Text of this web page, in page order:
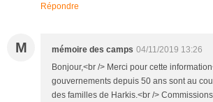
Répondre
M mémoire des camps 04/11/2019 13:26
Bonjour,<br /> Merci pour cette
gouvernements depuis 50 ans sont au
des familles de Harkis.<br />